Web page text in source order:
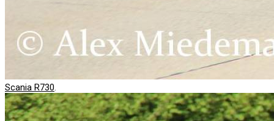
Scania R730.